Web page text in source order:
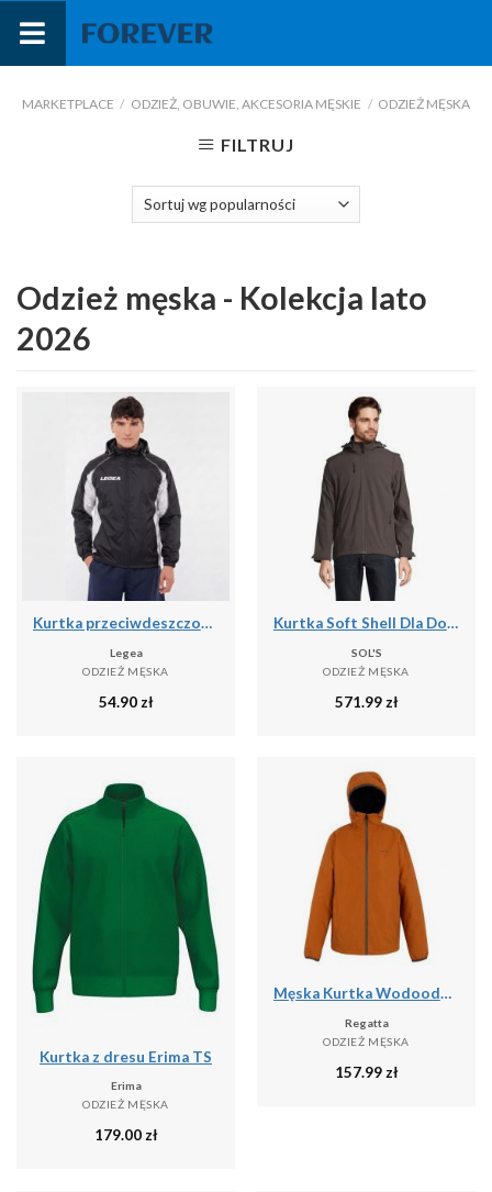
treści
MARKETPLACE / ODZIEŻ, OBUWIE, AKCESORIA MĘSKIE / ODZIEŻ MĘSKA
FILTRUJ
Odzież męska - Kolekcja lato
2026
Kurtka przeciwdeszczowa Storm dla mężczyzn do biegania czarno-biała
Legea
ODZIEŻ MĘSKA
54.90 zł
Kurtka Soft Shell Dla Dorosłych Unisex Falcon 3 W 1
SOL'S
ODZIEŻ MĘSKA
571.99 zł
Kurtka z dresu Erima TS
Erima
ODZIEŻ MĘSKA
179.00zł
Męska Kurtka Wodoodporna Caspen
Regatta
ODZIEŻ MĘSKA
157.99 zł